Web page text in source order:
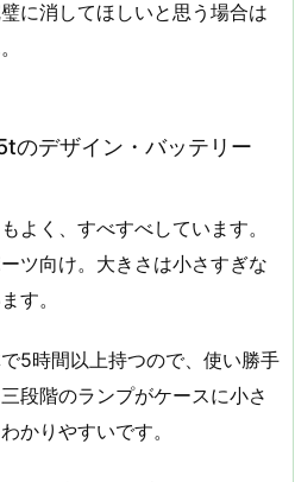
に消してほしいと思う場合は
デザイン・バッテリー
よく、すべすべしています。
ツ向け。大きさは小さすぎな
す。
5時間以上持つので、使い勝手
段階のランプがケースに小さ
かりやすいです。